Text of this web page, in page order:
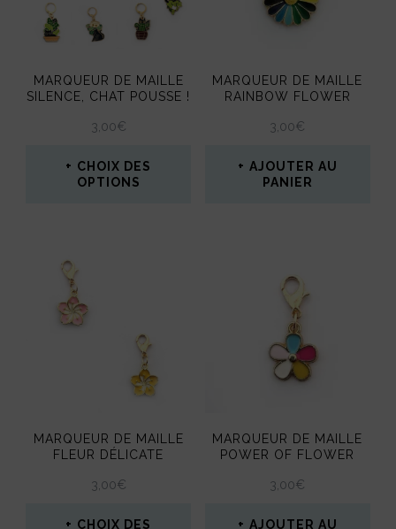
options
être
choisies
sur
la
page
MARQUEUR DE MAILLE
SILENCE, CHAT POUSSE !
3,00€
CHOIX DES
OPTIONS
variations.
options
être
choisies
MARQUEUR DE MAILLE
RAINBOW FLOWER
3,00€
AJOUTER AU
PANIER
MARQUEUR DE MAILLE
FLEUR DÉLICATE
3,00€
CHOIX DES
MARQUEUR DE MAILLE
POWER OF FLOWER
3,00€
AJOUTER AU